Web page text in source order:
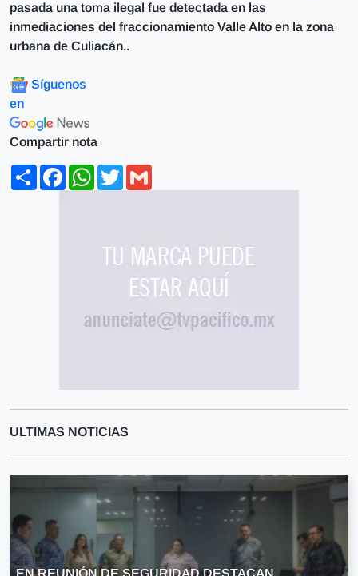
pasada una toma ilegal fue detectada en las
inmediaciones del fraccionamiento Valle Alto en la zona
urbana de Culiacán..
Síguenos
en
Compartir nota
ShareFacebookWhatsApp
Twitter
ULTIMAS NOTICIAS
EN REUNIÓN DE SEGURIDAD DESTACAN